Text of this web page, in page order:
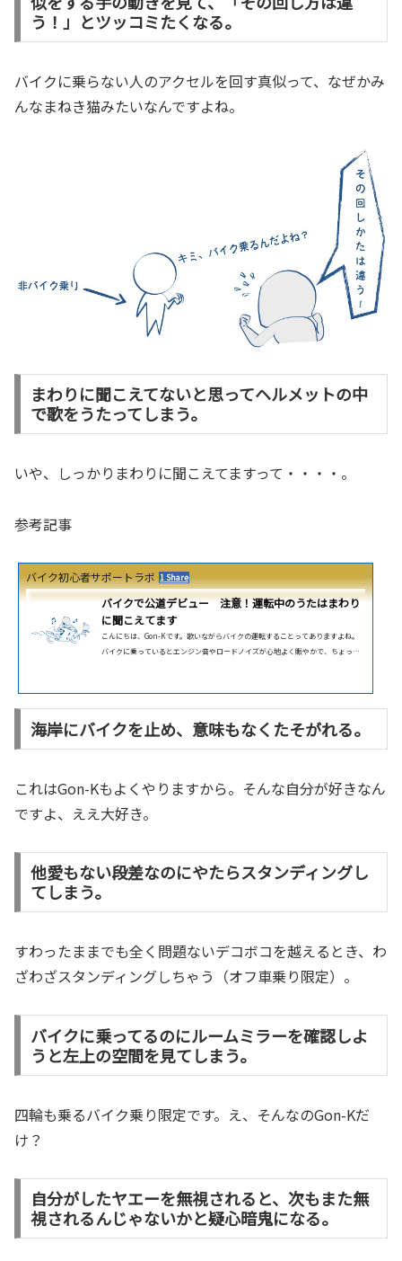
う！」とツッコミたくなる。
バイクに乗らない人のアクセルを回す真似って、なぜかみ
んなまねき猫みたいなんですよね。
まわりに聞こえてないと思ってヘルメットの中
で歌をうたってしまう。
いや、しっかりまわりに聞こえてますって・・・・。
参考記事
バイク初心者サポートラボ 1 Share
バイクで公道デビュー 注意！運転中のうたはまわり
に聞こえてます
こんにちは、Gon-Kです。歌いながらバイクの運転することってありますよね。
バイクに乗っているとエンジン音やロードノイズが心地よく賑やかで、ちょっと
の歌はまわりに聞こえている？エンジン音、風切り音、ロードノイズ、周囲の喧
騒、バイクに乗っていると、ヘルメット越しにいろんな音が聞こえてきますよ
ね。タンデムしても後ろの人と会話するのが難しいくらい。バイクに乗って...
海岸にバイクを止め、意味もなくたそがれる。
これはGon-Kもよくやりますから。そんな自分が好きなん
ですよ、ええ大好き。
他愛もない段差なのにやたらスタンディングし
てしまう。
すわったままでも全く問題ないデコボコを越えるとき、わ
ざわざスタンディングしちゃう（オフ車乗り限定）。
バイクに乗ってるのにルームミラーを確認しよ
うと左上の空間を見てしまう。
四輪も乗るバイク乗り限定です。え、そんなのGon-Kだ
け？
自分がしたヤエーを無視されると、次もまた無
視されるんじゃないかと疑心暗鬼になる。